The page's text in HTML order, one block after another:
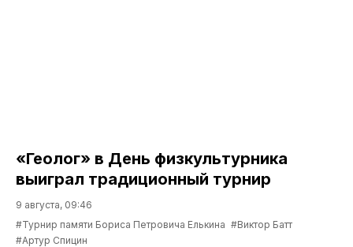
«Геолог» в День физкультурника
выиграл традиционный турнир
9 августа, 09:46
#Турнир памяти Бориса Петровича Елькина #Виктор Батт
#Артур Спицин